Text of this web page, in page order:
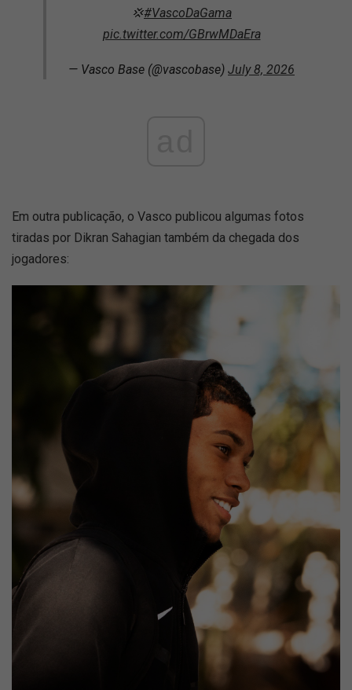
💢#VascoDaGama
pic.twitter.com/GBrwMDaEra
— Vasco Base (@vascobase) July 8, 2026
Em outra publicação, o Vasco publicou algumas fotos
tiradas por Dikran Sahagian também da chegada dos
jogadores: